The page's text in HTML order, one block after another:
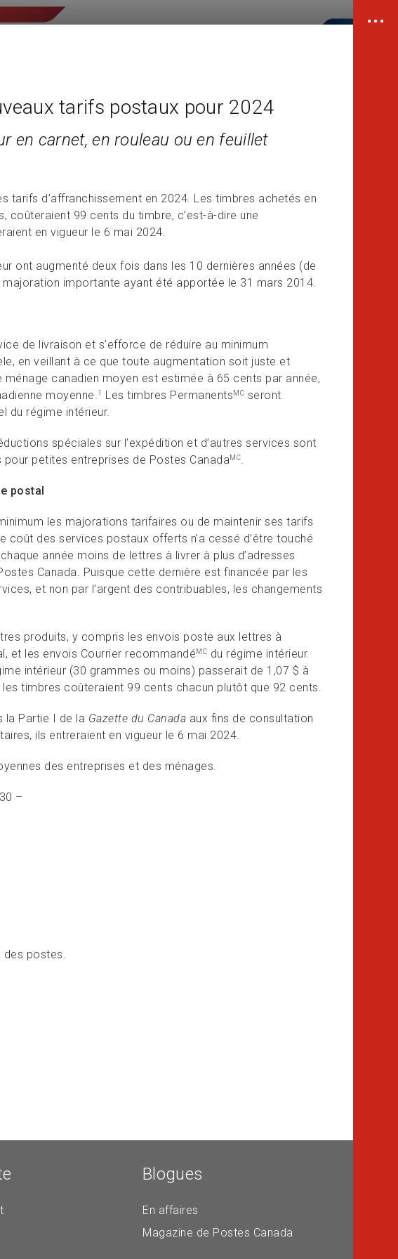
tarifs postaux pour 2024
en carnet, en rouleau ou en feuillet
tarifs d’affranchissement en 2024. Les timbres achetés en
coûteraient 99 cents du timbre, c’est-à-dire une
en vigueur le 6 mai 2024.
ont augmenté deux fois dans les 10 dernières années (de
importante ayant été apportée le 31 mars 2014.
de livraison et s’efforce de réduire au minimum
en veillant à ce que toute augmentation soit juste et
ménage canadien moyen est estimée à 65 cents par année,
moyenne.1 Les timbres PermanentsMC seront
du régime intérieur.
spéciales sur l’expédition et d’autres services sont
petites entreprises de Postes CanadaMC.
postal
les majorations tarifaires ou de maintenir ses tarifs
coût des services postaux offerts n’a cessé d’être touché
année moins de lettres à livrer à plus d’adresses
Canada. Puisque cette dernière est financée par les
et non par l’argent des contribuables, les changements
produits, y compris les envois poste aux lettres à
et les envois Courrier recommandéMC du régime intérieur.
intérieur (30 grammes ou moins) passerait de 1,07 $ à
timbres coûteraient 99 cents chacun plutôt que 92 cents.
la Partie I de la Gazette du Canada aux fins de consultation
ils entreraient en vigueur le 6 mai 2024.
des entreprises et des ménages.
des postes.
Blogues
En affaires
Magazine de Postes Canada